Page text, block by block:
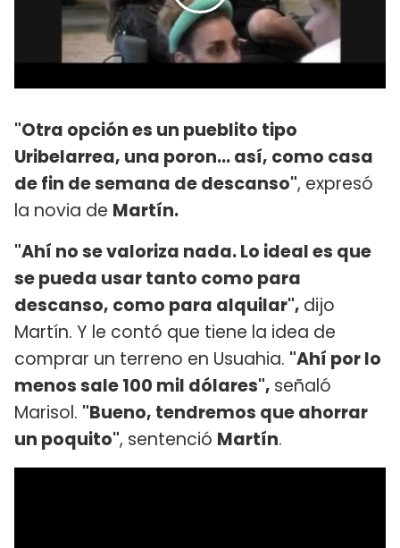
"Otra opción es un pueblito tipo
Uribelarrea, una poron... así, como casa
de fin de semana de descanso", expresó
la novia de Martín.
"Ahí no se valoriza nada. Lo ideal es que
se pueda usar tanto como para
descanso, como para alquilar", dijo
Martín. Y le contó que tiene la idea de
comprar un terreno en Usuahia. "Ahí por lo
menos sale 100 mil dólares", señaló
Marisol. "Bueno, tendremos que ahorrar
un poquito", sentenció Martín.